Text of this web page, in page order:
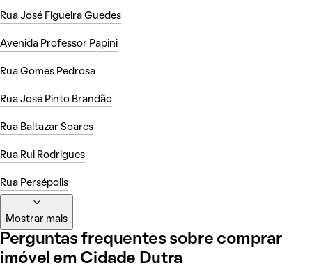
Rua José Figueira Guedes
Avenida Professor Papini
Rua Gomes Pedrosa
Rua José Pinto Brandão
Rua Baltazar Soares
Rua Rui Rodrigues
Rua Persépolis
Mostrar mais
Perguntas frequentes sobre comprar
imóvel em Cidade Dutra